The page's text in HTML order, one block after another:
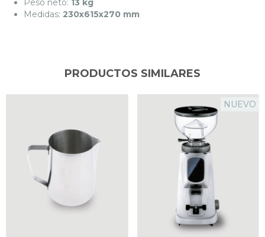
Medidas: 230x615x270 mm
PRODUCTOS SIMILARES
NUEVO